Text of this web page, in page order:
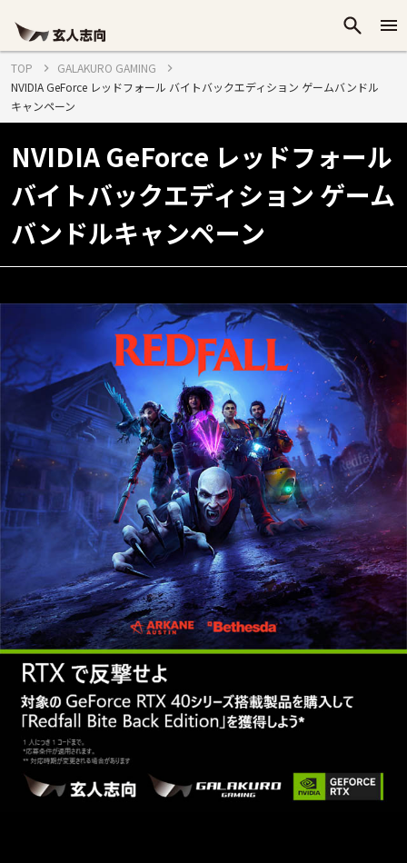
TOP
GALAKURO GAMING
NVIDIA GeForce レッドフォール バイトバックエディション ゲームバンドル
キャンペーン
NVIDIA GeForce レッドフォール
バイトバックエディション ゲーム
バンドルキャンペーン